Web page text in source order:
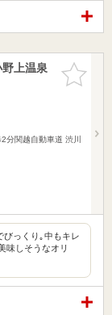
お気に入
りに追加
上温泉
分関越自動車道 渋川
びっくり｡中もキレ
味しそうなオリ